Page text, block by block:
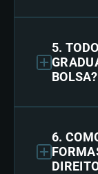
5.
BOLSA?
6.